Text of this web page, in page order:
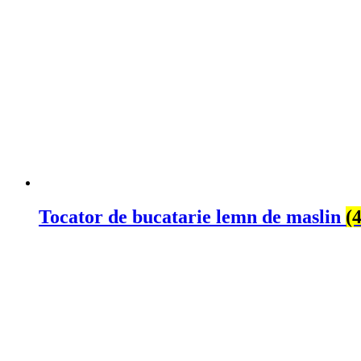
Tocator de bucatarie lemn de maslin